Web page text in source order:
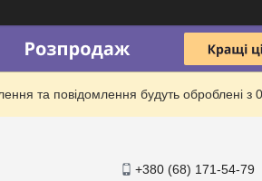
та повідомлення будуть оброблені
+380 (68) 171-54-79